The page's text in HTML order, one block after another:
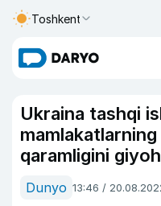
Toshkent
Ukraina tashqi
qaramligini
Dunyo 13:46 /